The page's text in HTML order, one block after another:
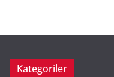
Kategoriler